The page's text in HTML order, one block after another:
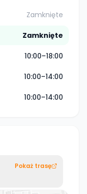
Zamknięte
Zamknięte
10:00–18:00
10:00–14:00
10:00–14:00
Pokaż trasę